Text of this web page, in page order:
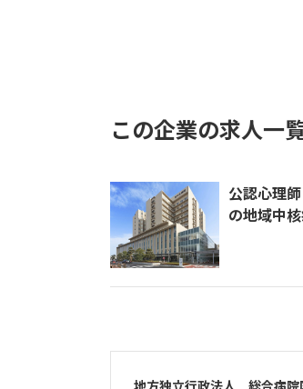
この企業の求人一
公認心理
の地域中
地方独立行政法人 総合病院